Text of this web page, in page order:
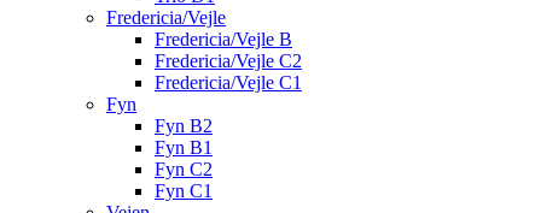
Fredericia/Vejle
Fredericia/Vejle B
Fredericia/Vejle C2
Fredericia/Vejle C1
Fyn
Fyn B2
Fyn B1
Fyn C2
Fyn C1